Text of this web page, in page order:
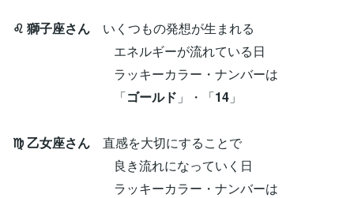
♌ 獅子座さん いくつもの発想が生まれる
エネルギーが流れている日
ラッキーカラー・ナンバーは
「ゴールド 」・「14 」
♍ 乙女座さん 直感を大切にすることで
良き流れになっていく日
ラッキーカラー・ナンバーは